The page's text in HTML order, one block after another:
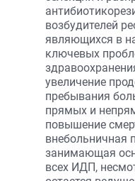
возбудителей
являющихся в
ключевых
увеличение
пребывания
прямых и
повышение
внебольничная
занимающая
всех ИДП,